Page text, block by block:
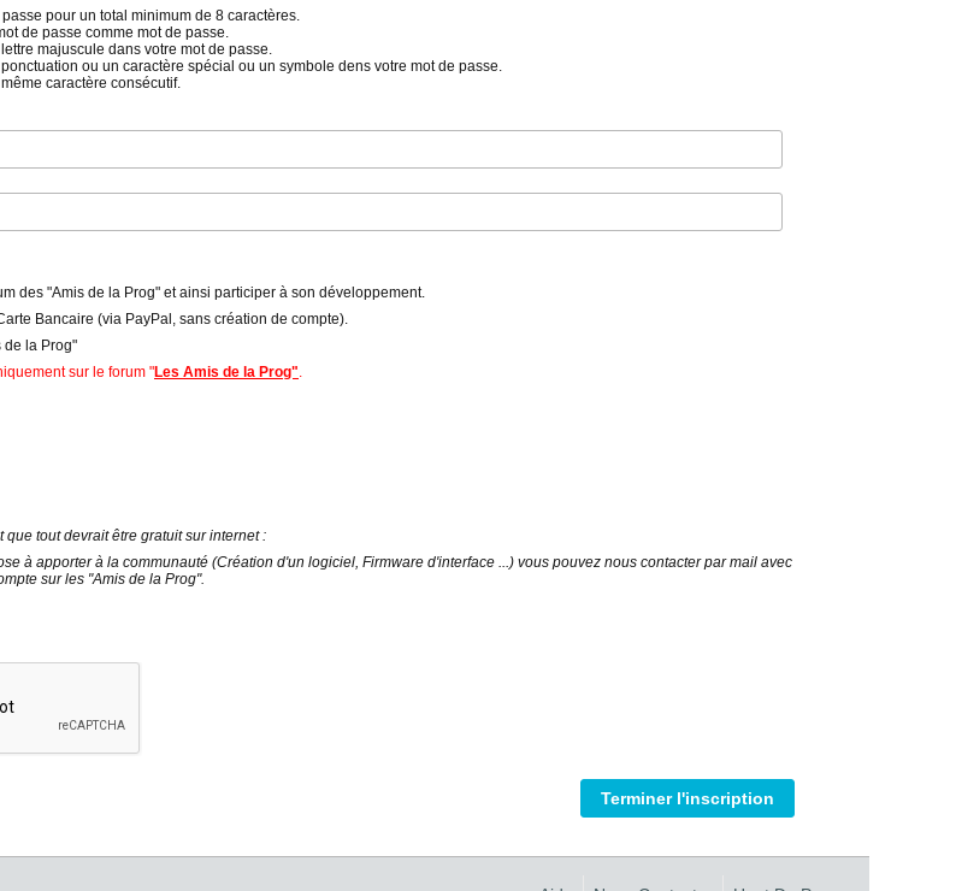
pour un total minimum de 8 caractères.
de passe comme mot de passe.
majuscule dans votre mot de passe.
ou un caractère spécial ou un symbole dens votre mot de passe.
caractère consécutif.
des "Amis de la Prog" et ainsi participer à son développement.
Bancaire (via PayPal, sans création de compte).
de la Prog"
sur le forum "Les Amis de la Prog".
tout devrait être gratuit sur internet :
à apporter à la communauté (Création d'un logiciel, Firmware d'interface ...) vous pouvez nous contacter par mail avec
sur les "Amis de la Prog".
Terminer l'inscription